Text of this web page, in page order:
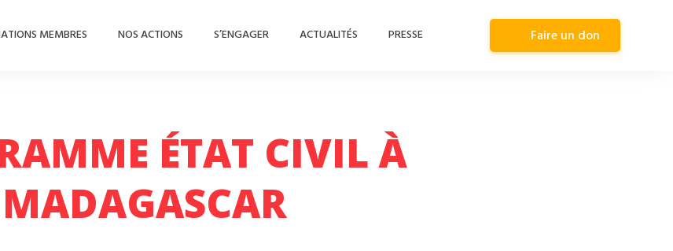
MEMBRES NOS ACTIONS S’ENGAGER ACTUALITÉS PRESSE Faire un don
ÉTAT CIVIL À
MADAGASCAR